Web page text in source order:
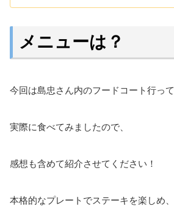
メニューは？
今回は島忠さん内のフードコート行って
実際に食べてみましたので、
感想も含めて紹介させてください！
本格的なプレートでステーキを楽しめ、